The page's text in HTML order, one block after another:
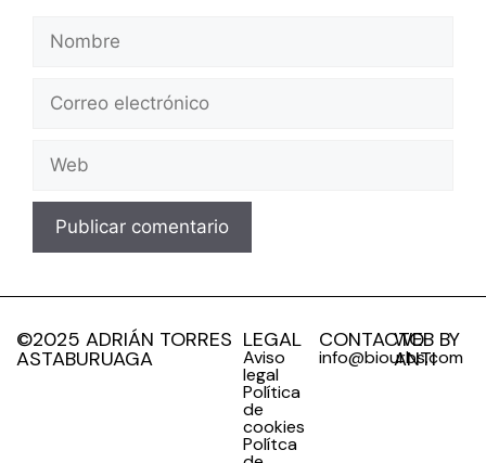
©2025 ADRIÁN TORRES
ASTABURUAGA
LEGAL
Aviso
legal
Política
de
cookies
Polítca
CONTACTO
info@biourbs.com
WEB BY
ANTI